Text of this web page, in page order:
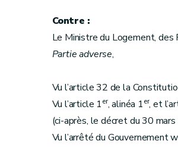
Contre :
Le Ministre du Logement,
Partie adverse,
Vu l’article 32 de la
Vu l’article 1er, alinéa 1er, et
(ci-après, le décret du 30
Vu l’arrêté du